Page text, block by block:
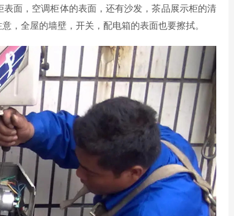
面，空调柜体的表面，还有沙发，茶品展示柜的清
，全屋的墙壁，开关，配电箱的表面也要擦拭。